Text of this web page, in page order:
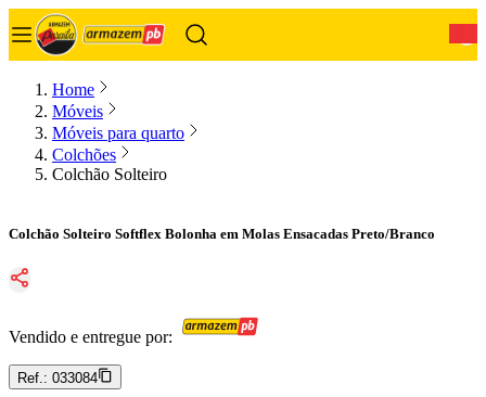
Home
Móveis
Móveis para quarto
Colchões
Colchão Solteiro
Colchão Solteiro Softflex Bolonha em Molas Ensacadas Preto/Branco
Vendido e entregue por:
Ref.: 033084